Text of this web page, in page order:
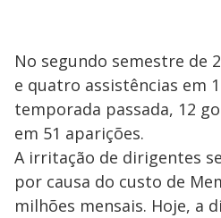
No segundo semestre de
e quatro assistências em
temporada passada, 12
em 51 aparições.
A irritação de dirigentes
por causa do custo de
milhões mensais. Hoje, a